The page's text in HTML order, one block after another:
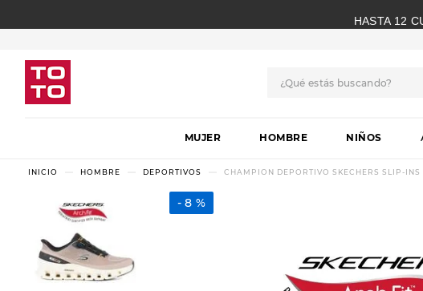
HASTA 12
MUJER HOMBRE NIÑOS
HOMBRE DEPORTIVOS CHAMPION DEPORTIVO SKECHERS SLIP-INS
8 %
1.
botas
skechers
3
americansport